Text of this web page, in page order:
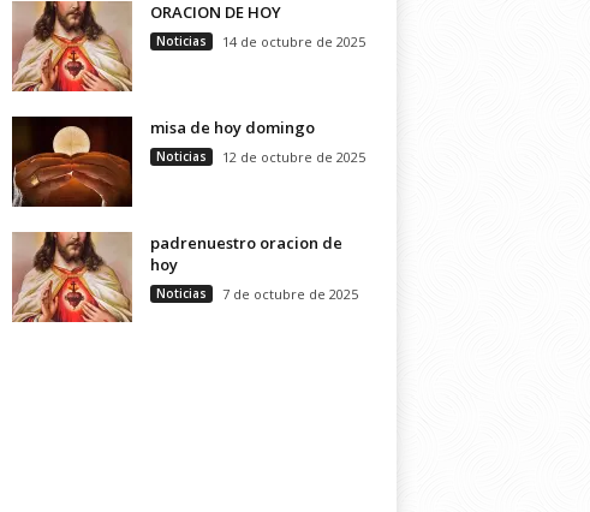
ORACION DE HOY
Noticias 14 de octubre de 2025
misa de hoy domingo
Noticias 12 de octubre de 2025
padrenuestro oracion de
hoy
Noticias 7 de octubre de 2025